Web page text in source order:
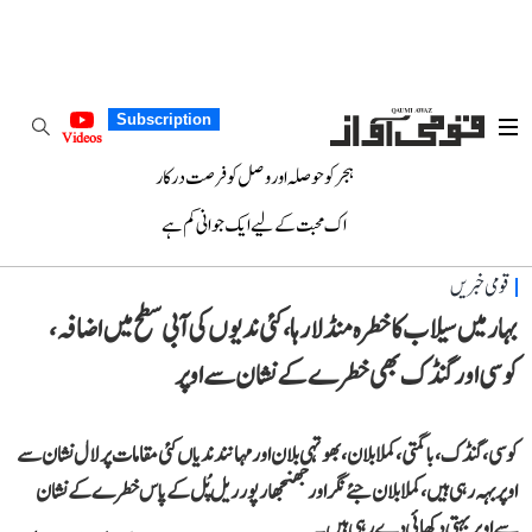
Subscription
Videos
ہجر کو حوصلہ اور وصل کو فرصت درکار
اک محبت کے لیے ایک جوانی کم ہے
قومی خبریں
بہار میں سیلاب کا خطرہ منڈلا رہا، کئی ندیوں کی آبی سطح میں اضافہ،
کوسی اور گنڈک بھی خطرے کے نشان سے اوپر
کوسی، گنڈک، باگمتی، کملا بلان، بھوتہی بلان اور مہانند ندیاں کئی مقامات پر لال نشان سے
اوپر بہہ رہی ہیں، کملا بلان جئے نگر اور جھنجھارپور ریل پُل کے پاس خطرے کے نشان